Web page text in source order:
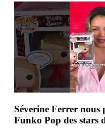
Séverine Ferrer nous
Funko Pop des stars